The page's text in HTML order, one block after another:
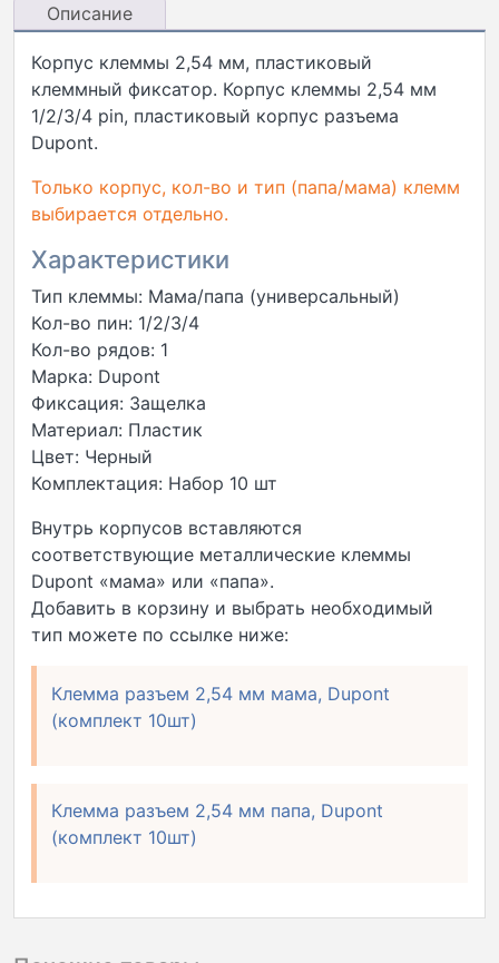
Описание
Корпус клеммы 2,54 мм, пластиковый
клеммный фиксатор. Корпус клеммы 2,54 мм
1/2/3/4 pin, пластиковый корпус разъема
Dupont.
Только корпус, кол-во и тип (папа/мама) клемм
выбирается отдельно.
Характеристики
Тип клеммы: Мама/папа (универсальный)
Кол-во пин: 1/2/3/4
Кол-во рядов: 1
Марка: Dupont
Фиксация: Защелка
Материал: Пластик
Цвет: Черный
Комплектация: Набор 10 шт
Внутрь корпусов вставляются
соответствующие металлические клеммы
Dupont «мама» или «папа».
Добавить в корзину и выбрать необходимый
тип можете по ссылке ниже:
Клемма разъем 2,54 мм мама, Dupont
(комплект 10шт)
Клемма разъем 2,54 мм папа, Dupont
(комплект 10шт)